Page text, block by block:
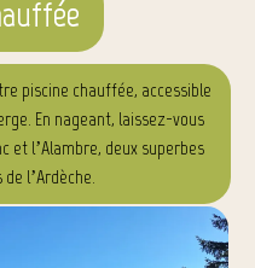
piscine chauffée, accessible
En nageant, laissez-vous
et l’Alambre, deux superbes
l’Ardèche.